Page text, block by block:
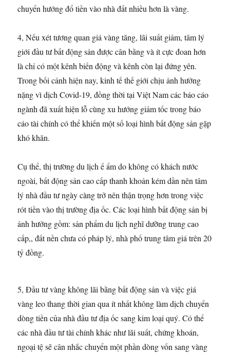
chuyển hướng đổ tiền vào nhà đất nhiều hơn là vàng.
4, Nếu xét tương quan giá vàng tăng, lãi suất giảm, tâm lý
giới đầu tư bất động sản được cân bằng và ít cực đoan hơn
là chỉ có một kênh biến động và kênh còn lại đứng yên.
Trong bối cảnh hiện nay, kinh tế thế giới chịu ảnh hưởng
nặng vì dịch Covid-19, đồng thời tại Việt Nam các báo cáo
ngành đã xuất hiện lỗ cùng xu hướng giảm tốc trong báo
cáo tài chính có thể khiến một số loại hình bất động sản gặp
khó khăn.
Cụ thể, thị trường du lịch ế ẩm do không có khách nước
ngoài, bất động sản cao cấp thanh khoản kém dần nên tâm
lý nhà đầu tư ngày càng trở nên thận trọng hơn trong việc
rót tiền vào thị trường địa ốc. Các loại hình bất động sản bị
ảnh hưởng gồm: sản phẩm du lịch nghĩ dưỡng trung cao
cấp,, đất nền chưa có pháp lý, nhà phố trung tâm giá trên 20
tỷ đồng.
5, Đầu tư vàng không lãi bằng bất động sản và việc giá
vàng leo thang thời gian qua ít nhất không làm dịch chuyển
dòng tiền của nhà đầu tư địa ốc sang kim loại quý. Có thể
các nhà đầu tư tài chính khác như lãi suất, chứng khoán,
ngoại tệ sẽ cân nhắc chuyển một phần dòng vốn sang vàng